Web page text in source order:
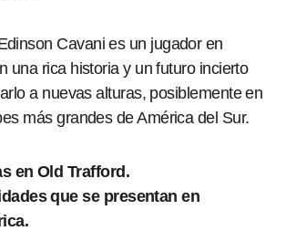
Cavani es un jugador en
una rica historia y un futuro incierto
a nuevas alturas, posiblemente en
más grandes de América del Sur.
en Old Trafford.
que se presentan en